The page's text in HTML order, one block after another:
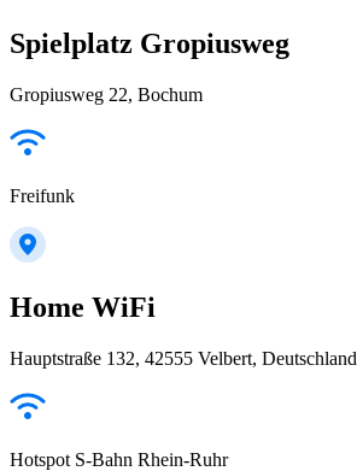
Spielplatz Gropiusweg
Gropiusweg 22, Bochum
Freifunk
Home WiFi
Hauptstraße 132, 42555 Velbert, Deutschland
Hotspot S-Bahn Rhein-Ruhr